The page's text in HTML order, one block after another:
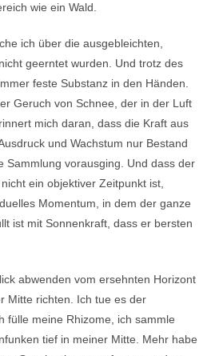
wie ein Wald.
ich über die ausgebleichten,
geerntet wurden. Und trotz des
feste Substanz in den Händen.
Geruch von Schnee, der in der Luft
mich daran, dass die Kraft aus
und Wachstum nur Bestand
Sammlung vorausging. Und dass der
ein objektiver Zeitpunkt ist,
Momentum, in dem der ganze
ist mit Sonnenkraft, dass er bersten
abwenden vom ersehnten Horizont
Mitte richten. Ich tue es der
fülle meine Rhizome, ich sammle
tief in meiner Mitte. Mehr habe